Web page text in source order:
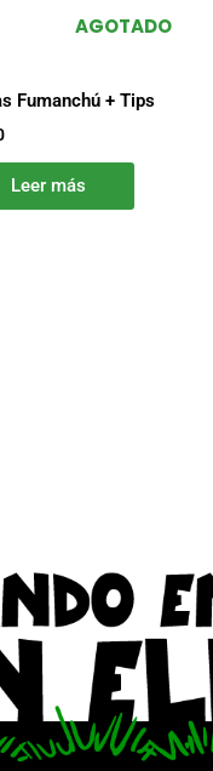
AGOTADO
Fumanchú + Tips
Leer más